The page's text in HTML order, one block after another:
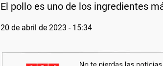
El pollo es uno de los ingredientes
20 de abril de 2023 - 15:34